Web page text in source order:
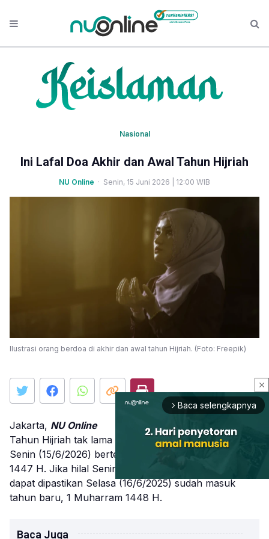
Nasional
Ini Lafal Doa Akhir dan Awal Tahun Hijriah
NU Online · Senin, 15 Juni 2026 | 12:00 WIB
Ilustrasi orang berdoa di akhir dan awal tahun Hijriah. (Foto: Freepik)
Jakarta, NU Online
Tahun Hijriah tak lama lagi akan berganti. Saat ini,
Senin (15/6/2026) bertepatan dengan 29 Dzulhijjah
1447 H. Jika hilal Senin (15/6/2026) sore ini terlihat,
dapat dipastikan Selasa (16/6/2025) sudah masuk
tahun baru, 1 Muharram 1448 H.
Baca Juga
close
arrow_forward_ios Baca selengkapnya